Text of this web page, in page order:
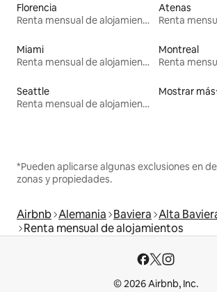
Florencia
Renta mensual de alojamientos
Atenas
Miami
Renta mensual de alojamientos
Montreal
Seattle
Renta mensual de alojamientos
Mostrar más
*Pueden aplicarse algunas exclusiones en
zonas y propiedades.
Airbnb Alemania Baviera Alta
Renta mensual de alojamientos
© 2026 Airbnb, Inc.